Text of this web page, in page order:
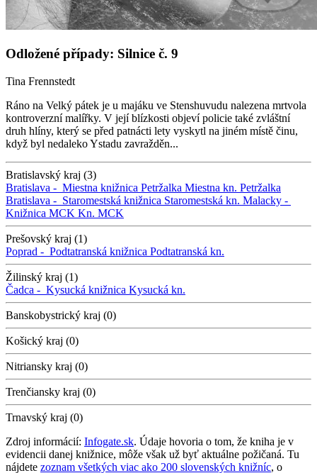
Odložené případy: Silnice č. 9
Tina Frennstedt
Ráno na Velký pátek je u majáku ve Stenshuvudu nalezena mrtvola
kontroverzní malířky. V její blízkosti objeví policie také zvláštní
druh hlíny, který se před patnácti lety vyskytl na jiném místě činu,
když byl nedaleko Ystadu zavražděn...
Bratislavský kraj (3)
Bratislava - Miestna knižnica Petržalka Miestna kn. Petržalka
Bratislava - Staromestská knižnica Staromestská kn. Malacky -
Knižnica MCK Kn. MCK
Prešovský kraj (1)
Poprad - Podtatranská knižnica Podtatranská kn.
Žilinský kraj (1)
Čadca - Kysucká knižnica Kysucká kn.
Banskobystrický kraj (0)
Košický kraj (0)
Nitriansky kraj (0)
Trenčiansky kraj (0)
Trnavský kraj (0)
Zdroj informácií: Infogate.sk. Údaje hovoria o tom, že kniha je v
evidencii danej knižnice, môže však už byť aktuálne požičaná. Tu
nájdete zoznam všetkých viac ako 200 slovenských knižníc, o